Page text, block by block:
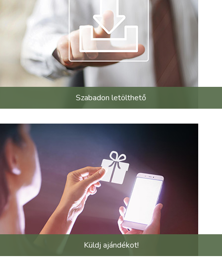
Szabadon letölthető
Küldj ajándékot!